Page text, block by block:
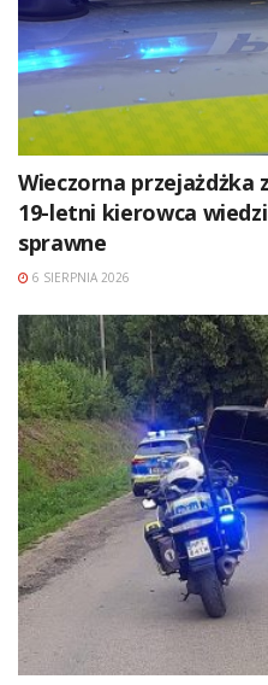
Wieczorna przejażdżka
19-letni kierowca
sprawne
6 SIERPNIA 2026